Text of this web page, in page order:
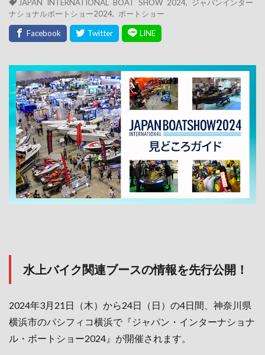
JAPAN INTERNATIONAL BOAT SHOW 2024,
ジャパンインター
ナショナルボートショー2024
ボートショー
水上バイク関連ブースの情報を先行公開！
2024年3月21日（木）から24日（日）の4日間、神奈川県
横浜市のパシフィコ横浜で『ジャパン・インターナショナ
ル・ボートショー2024』が開催されます。